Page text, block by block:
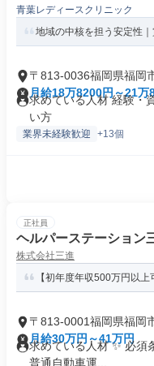
青葉レディースクリニック
地域の中核を担う安定性
〒813-0036福岡県福岡
月給18万8200円～21万
求めている人材 経験・
い方
業界未経験歓迎 +13個
正社員
ヘルパーステーション
株式会社三進
【初年度年収500万円以
〒813-0001福岡県福岡
月給30万円～41万円
求めている人材 ✨ 必
普通自動車運...